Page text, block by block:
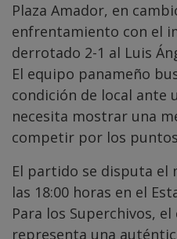
Plaza Amador, en
enfrentamiento con el
derrotado 2-1 al Luis
El equipo panameño
condición de local ante
necesita mostrar una
competir por los
El partido se disputa el
las 18:00 horas en el
Para los Superchivos,
representa una